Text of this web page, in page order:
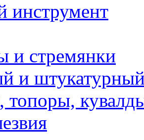
инструмент
и стремянки
и
топоры,